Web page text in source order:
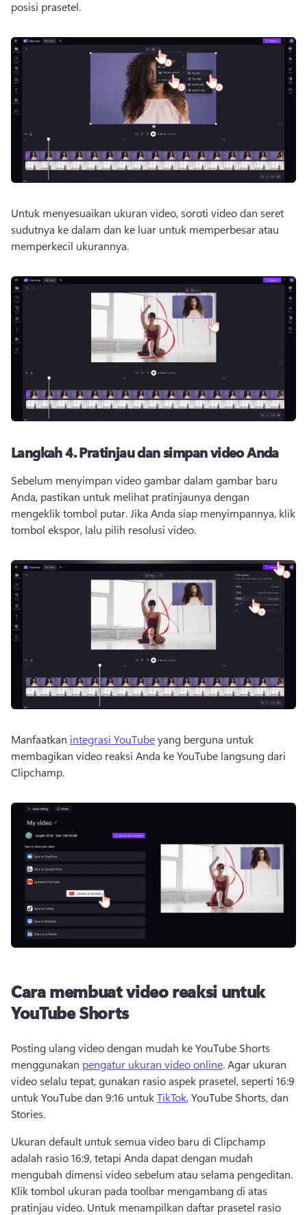
posisi prasetel.
Untuk menyesuaikan ukuran video, soroti video dan seret
sudutnya ke dalam dan ke luar untuk memperbesar atau
memperkecil ukurannya.
Langkah 4.Pratinjau dan simpan video Anda
Sebelum menyimpan video gambar dalam gambar baru
Anda, pastikan untuk melihat pratinjaunya dengan
mengeklik tombol putar. Jika Anda siap menyimpannya, klik
tombol ekspor, lalu pilih resolusi video.
Manfaatkan integrasi YouTube yang berguna untuk
membagikan video reaksi Anda ke YouTube langsung dari
Clipchamp.
Cara membuat video reaksi untuk
YouTube Shorts
Posting ulang video dengan mudah ke YouTube Shorts
menggunakan pengatur ukuran video online. Agar ukuran
video selalu tepat, gunakan rasio aspek prasetel, seperti 16:9
untuk YouTube dan 9:16 untuk TikTok, YouTube Shorts, dan
Stories.
Ukuran default untuk semua video baru di Clipchamp
adalah rasio 16:9, tetapi Anda dapat dengan mudah
Klik tombol ukuran pada toolbar mengambang di atas
pratinjau video. Untuk menampilkan daftar prasetel rasio